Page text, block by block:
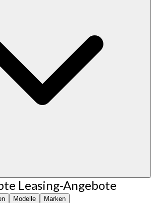
Leasing-Angebote
Modelle Marken